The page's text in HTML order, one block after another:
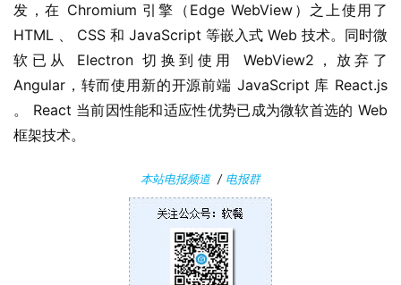
P
C
软
件
安
发，在 Chromium 引擎（Edge WebView）之上使用了
HTML 、 CSS 和 JavaScript 等嵌入式 Web 技术。同时微
软已从 Electron 切换到使用 WebView2，放弃了
Angular，转而使用新的开源前端 JavaScript 库 React.js
。 React 当前因性能和适应性优势已成为微软首选的 Web
框架技术。
本站电报频道/ 电报群